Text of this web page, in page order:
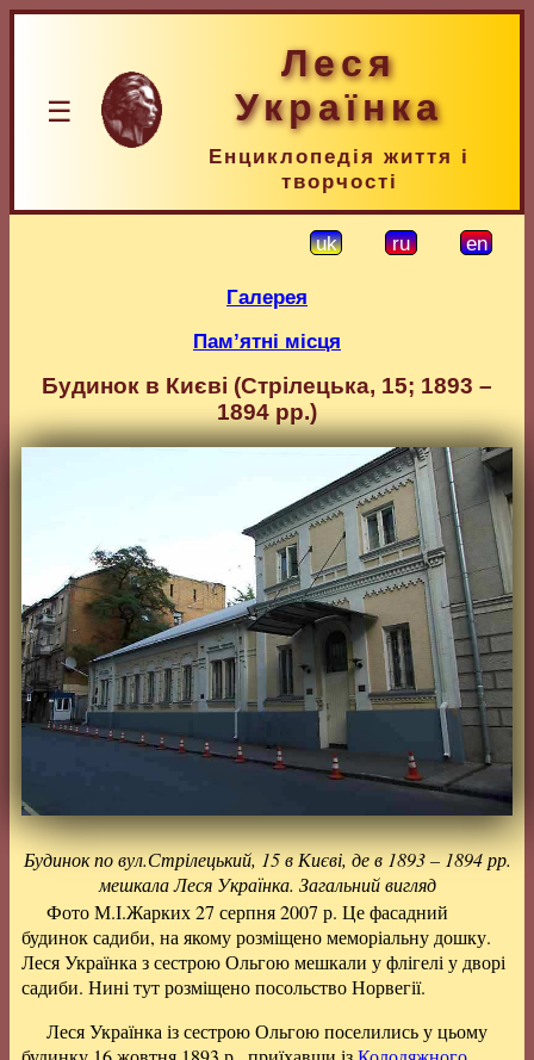
☰
Леся
Українка
Енциклопедія життя і
творчості
uk ru en
Галерея
Пам’ятні місця
Будинок в Києві (Стрілецька, 15; 1893 –
1894 рр.)
Будинок по вул.Стрілецький, 15 в Києві, де в 1893 – 1894 рр.
мешкала Леся Українка. Загальний вигляд
Фото М.І.Жарких 27 серпня 2007 р. Це фасадний
будинок садиби, на якому розміщено меморіальну дошку.
Леся Українка з сестрою Ольгою мешкали у флігелі у дворі
садиби. Нині тут розміщено посольство Норвегії.
Леся Українка із сестрою Ольгою поселились у цьому